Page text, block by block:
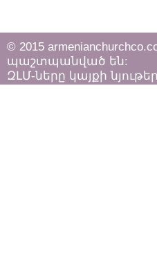
© 2015
պաշտպանված են:
ԶԼՄ-ները կայքի